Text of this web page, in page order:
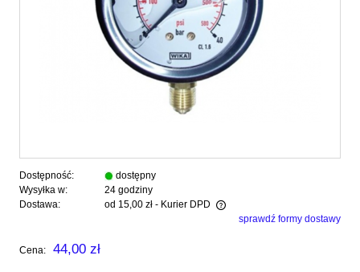
Dostępność:
dostępny
Wysyłka w:
24 godziny
Dostawa:
od 15,00 zł - Kurier DPD
Cena nie zawiera ewentualnych kosztów płatnościsprawdź formy dostawy
Cena: 44,00 zł